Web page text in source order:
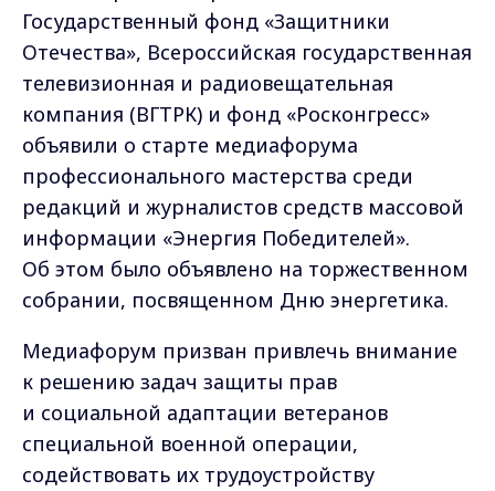
Государственный фонд «Защитники
Отечества», Всероссийская государственная
телевизионная и радиовещательная
компания (ВГТРК) и фонд «Росконгресс»
объявили о старте медиафорума
профессионального мастерства среди
редакций и журналистов средств массовой
информации «Энергия Победителей».
Об этом было объявлено на торжественном
собрании, посвященном Дню энергетика.
Медиафорум призван привлечь внимание
к решению задач защиты прав
и социальной адаптации ветеранов
специальной военной операции,
содействовать их трудоустройству